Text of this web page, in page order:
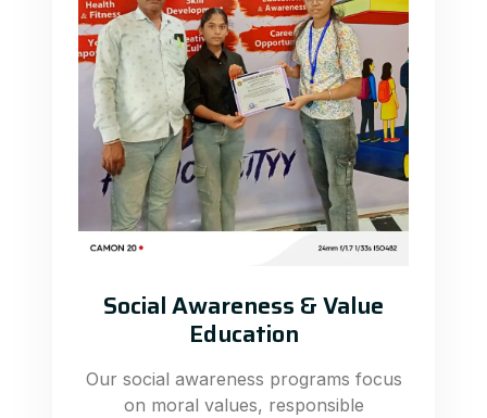
Social Awareness & Value
Education
Our social awareness programs focus
on moral values, responsible